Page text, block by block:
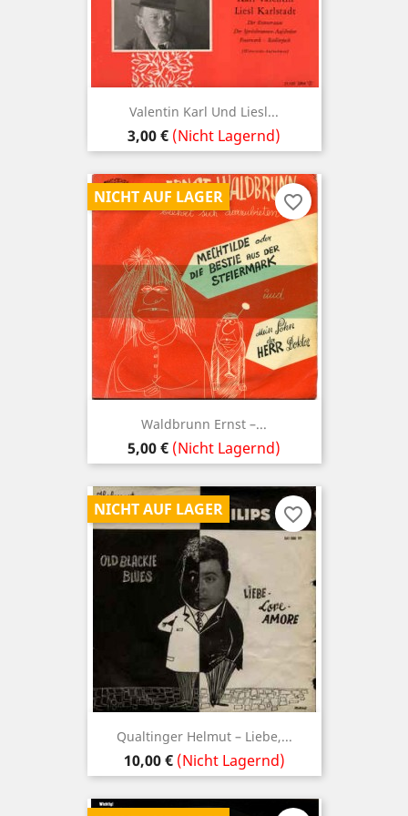
Valentin Karl Und Liesl...
Preis
3,00 € (Nicht Lagernd)
Waldbrunn ‎Ernst –...
Preis
5,00 € (Nicht Lagernd)
NICHT AUF LAGER favorite_border
Qualtinger ‎Helmut – Liebe,...
Preis
10,00 € (Nicht Lagernd)
NICHT AUF LAGER favorite_border